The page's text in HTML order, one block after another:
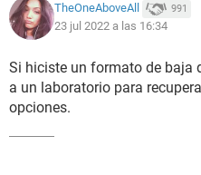
TheOneAboveAll 991
23 jul 2022 a las 16:34
Si hiciste un formato de baja
a un laboratorio para
opciones.